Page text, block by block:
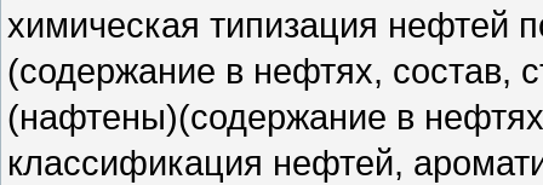
химическая типизация нефтей
(содержание в нефтях, состав,
(нафтены)(содержание в
классификация нефтей,